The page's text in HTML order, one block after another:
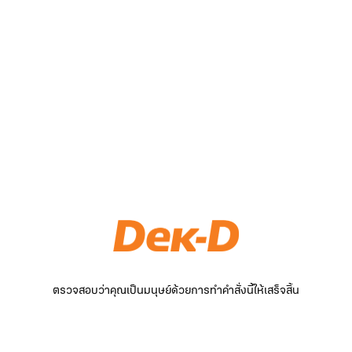
ตรวจสอบว่าคุณเป็นมนุษย์ด้วยการทำคำสั่งนี้ให้เสร็จสิ้น